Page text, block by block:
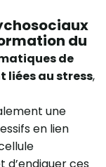
du
de
au stress,
une
en lien